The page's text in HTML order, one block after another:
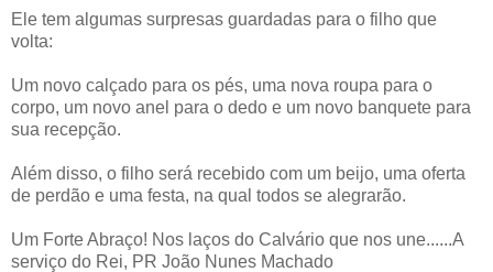
Ele tem algumas surpresas guardadas para o filho que
volta:
Um novo calçado para os pés, uma nova roupa para o
corpo, um novo anel para o dedo e um novo banquete para
sua recepção.
Além disso, o filho será recebido com um beijo, uma oferta
de perdão e uma festa, na qual todos se alegrarão.
Um Forte Abraço! Nos laços do Calvário que nos une......A
serviço do Rei, PR João Nunes Machado